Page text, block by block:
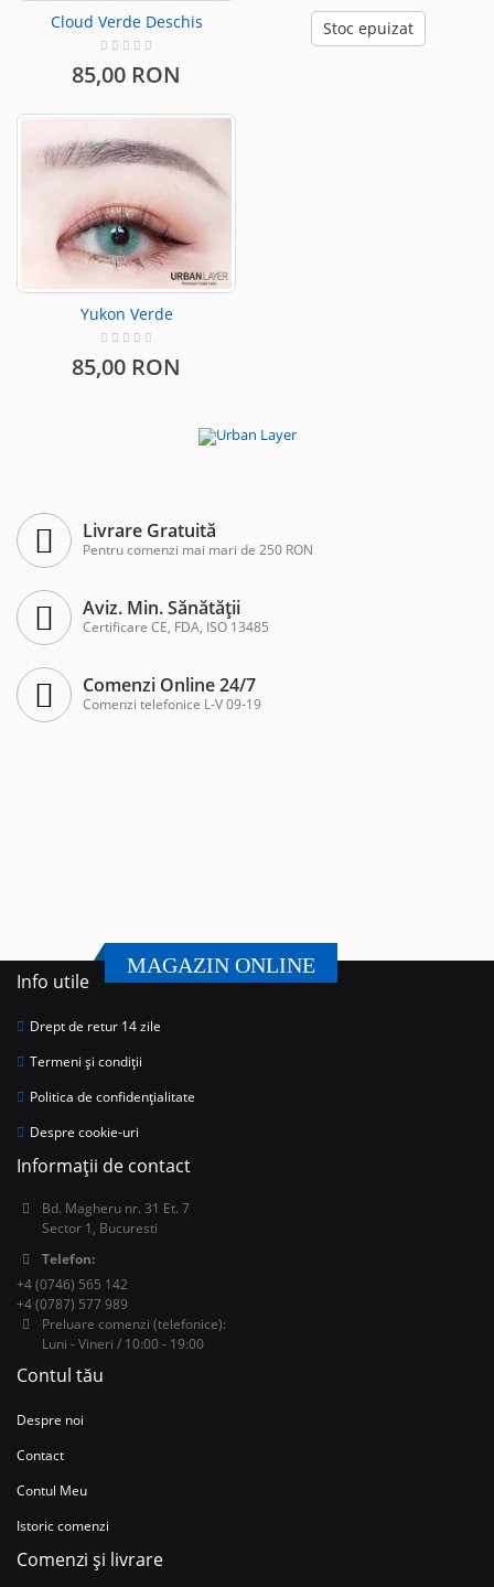
Cloud Verde Deschis
85,00 RON
Stoc epuizat
Yukon Verde
85,00 RON
Livrare Gratuită
Pentru comenzi mai mari de 250 RON
Aviz. Min. Sănătății
Certificare CE, FDA, ISO 13485
Comenzi Online 24/7
Comenzi telefonice L-V 09-19
MAGAZIN ONLINE
Info utile
Drept de retur 14 zile
Termeni și condiții
Politica de confidențialitate
Despre cookie-uri
Informații de contact
Bd. Magheru nr. 31 Et. 7
Sector 1, Bucuresti
Telefon:
+4 (0746) 565 142
+4 (0787) 577 989
Preluare comenzi (telefonice):
Luni - Vineri / 10:00 - 19:00
Contul tău
Despre noi
Contact
Contul Meu
Istoric comenzi
Comenzi și livrare